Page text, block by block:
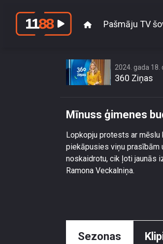
Pašmāju TV
2024. gada 18.
360 Ziņas
Mīnuss ģimenes
Lopkopju protests ar
piekāpusies viņu prasībām
noskaidrotu, cik ļoti jaunās
Ramona Veckalniņa.
Sezonas